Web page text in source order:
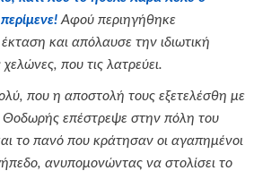
Αφού περιηγήθηκε
και απόλαυσε την ιδιωτική
που τις λατρεύει.
που η αποστολή τους εξετελέσθη με
Θοδωρής επέστρεψε στην πόλη του
το πανό που κράτησαν οι αγαπημένοι
ανυπομονώντας να στολίσει το